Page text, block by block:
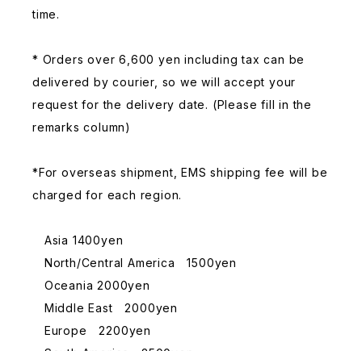
time.
* Orders over 6,600 yen including tax can be
delivered by courier, so we will accept your
request for the delivery date. (Please fill in the
remarks column)
*For overseas shipment, EMS shipping fee will be
charged for each region.
Asia 1400yen
North/Central America 1500yen
Oceania 2000yen
Middle East 2000yen
Europe 2200yen